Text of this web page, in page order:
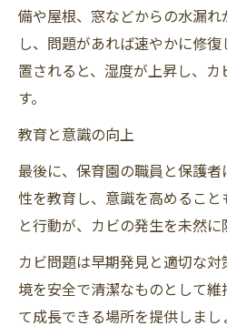
備や屋根、窓などからの水漏
し、問題があれば速やかに修
置されると、湿度が上昇し、
す。
教育と意識の向上
最後に、保育園の職員と保護
性を教育し、意識を高めるこ
と行動が、カビの発生を未然に
カビ問題は早期発見と適切な
境を安全で清潔なものとして
て成長できる場所を提供しまし